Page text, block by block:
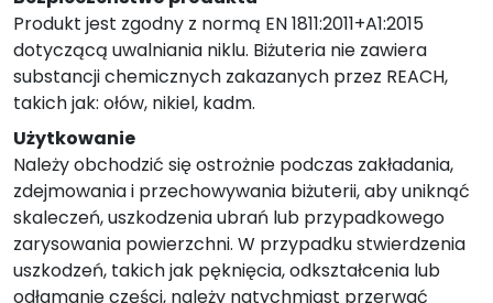
Produkt jest zgodny z normą EN 1811:2011+A1:2015
dotyczącą uwalniania niklu. Biżuteria nie zawiera
substancji chemicznych zakazanych przez REACH,
takich jak: ołów, nikiel, kadm.
Użytkowanie
Należy obchodzić się ostrożnie podczas zakładania,
zdejmowania i przechowywania biżuterii, aby uniknąć
skaleczeń, uszkodzenia ubrań lub przypadkowego
zarysowania powierzchni. W przypadku stwierdzenia
uszkodzeń, takich jak pęknięcia, odkształcenia lub
odłamanie części, należy natychmiast przerwać